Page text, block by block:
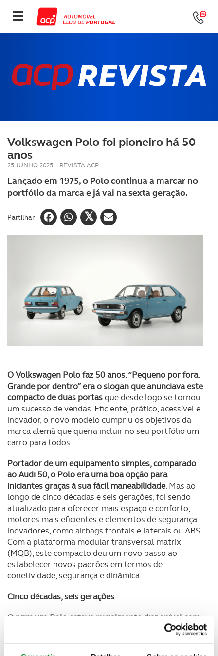
Volkswagen Polo foi pioneiro há 50
anos
25 JUNHO 2025 | REVISTA ACP
Lançado em 1975, o Polo continua a marcar no
portfólio da marca e já vai na sexta geração.
Partilhar
O Volkswagen Polo faz 50 anos. “Pequeno por fora.
Grande por dentro” era o slogan que anunciava este
compacto de duas portasque desde logo se tornou
um sucesso de vendas. Eficiente, prático, acessível e
inovador, o novo modelo cumpriu os objetivos da
marca alemã que queria incluir no seu portfólio um
carro para todos.
Portador de um equipamento simples, comparado
ao Audi 50, o Polo era uma boa opção para
iniciantes graças à sua fácil maneabilidade. Mas ao
longo de cinco décadas e seis gerações, foi sendo
atualizado para oferecer mais espaço e conforto,
motores mais eficientes e elementos de segurança
inovadores, como airbags frontais e laterais ou ABS.
Com a plataforma modular transversal matrix
(MQB), este compacto deu um novo passo ao
estabelecer novos padrões em termos de
conetividade, segurança e dinâmica.
Cinco décadas, seis gerações
O primeiro Polo estava inicialmente disponível com
mas
1981 a marca apresentou a segunda geração